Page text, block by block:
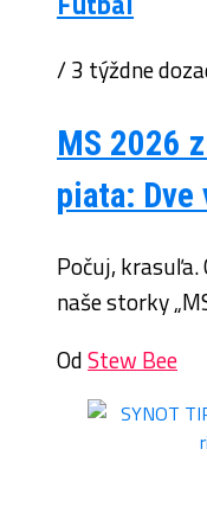
/ 3 týždne
MS 2026
piata: Dve
Počuj,
naše storky
OdStew Bee